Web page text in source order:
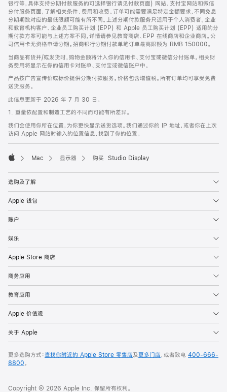
银行等，具体支持分期付款服务的可选择银行请见付款页面) 网站、支付宝网站和微信
分付服务页面，了解相关条件、费用和收费。订单可能需要满足特定金额要求，不同免息
分期期数对应的最低限额可能有所不同。上述分期付款服务只适用于个人消费者。企业
和教育机构客户、企业员工购买计划 (EPP) 和 Apple 员工购买计划 (EPP) 适用的分
期付款方案可能与上述方案不同，详情请参见教育商店、EPP 在线商店和企业商店。公
司信用卡无资格申请分期。招商银行分期付款单笔订单最高限额为 RMB 150000。
当商品有货并/或发货时，购物金额将计入你的信用卡、支付宝或微信分付账单。相关财
务费用将显示在你的信用卡对账单、支付宝或微信账户中。
产品按广告宣传价或标价提供分期付款服务。价格包含增值税。所有订单均可享受免费
送货服务。
此信息更新于 2026 年 7 月 30 日。
1. 重量依配置和制造工艺的不同而可能有所差异。
我们会使用你所在位置，为你更快显示送货选项。我们通过你的 IP 地址，或者你在上次
访问 Apple 网站时输入的位置信息，找到了你的位置。
Mac 显示器 购买 Studio Display
选购及了解
Apple 钱包
账户
娱乐
Apple Store 商店
商务应用
教育应用
Apple 价值观
关于 Apple
更多选购方式：查找你附近的 Apple Store 零售店及更多门店，或者致电 400-666-
8800。
Copyright © 2026 Apple Inc. 保留所有权利。